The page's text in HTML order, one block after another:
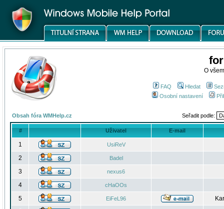
O
FAQ Hledat
Osobní nastavení
Obsah fóra WMHelp.cz Seřadit podle:
# Uživatel E-mail
1 UsiReV
2 Badel
3 nexus6
4 cHaOOs
5 EiFeL96